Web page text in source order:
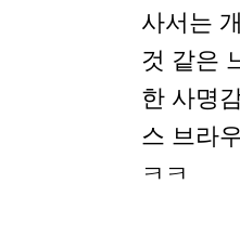
사서는
것 같은
한 사명
스 브라
ㅋㅋ